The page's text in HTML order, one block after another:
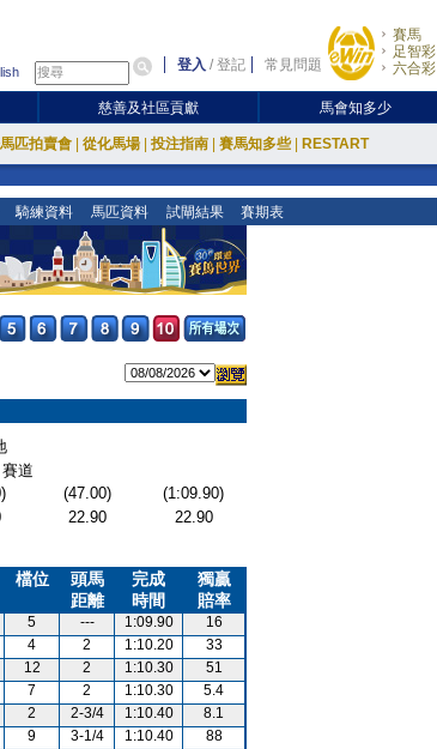
登入 /登記 常見問題
賽馬
足智彩
六合彩
慈善及社區貢獻 馬會知多少
匹拍賣會 從化馬場 投注指南 賽馬知多些 RESTART
騎練資料 馬匹資料 試閘結果 賽期表
道
(47.00)
(1:09.90)
22.90
22.90
檔位
頭馬
距離
完成
時間
獨贏
賠率
5 --- 1:09.90
16
4 2 1:10.20
33
12 2 1:10.30
51
7 2 1:10.30
5.4
2 2-3/4 1:10.40
8.1
9 3-1/4 1:10.40
88